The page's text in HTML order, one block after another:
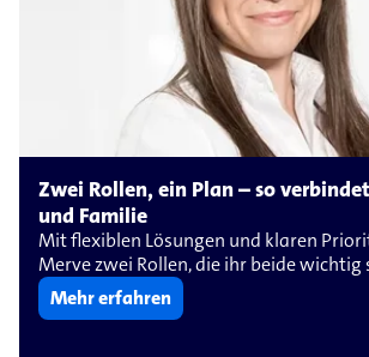
Zwei Rollen, ein Plan – so
und Familie
Mit flexiblen Lösungen und klaren
Merve zwei Rollen, die ihr beide wichtig
Mehr erfahren